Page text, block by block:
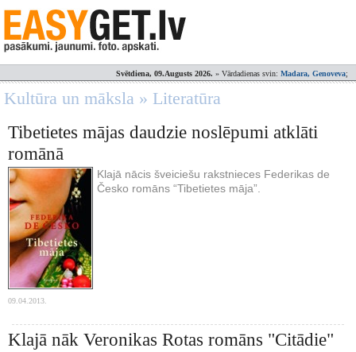
Svētdiena, 09.Augusts 2026. » Vārdadienas svin: Madara, Genoveva;
Kultūra un māksla » Literatūra
Tibetietes mājas daudzie noslēpumi atklāti
romānā
Klajā nācis šveiciešu rakstnieces Federikas de
Česko romāns “Tibetietes māja”.
09.04.2013.
Klajā nāk Veronikas Rotas romāns "Citādie"